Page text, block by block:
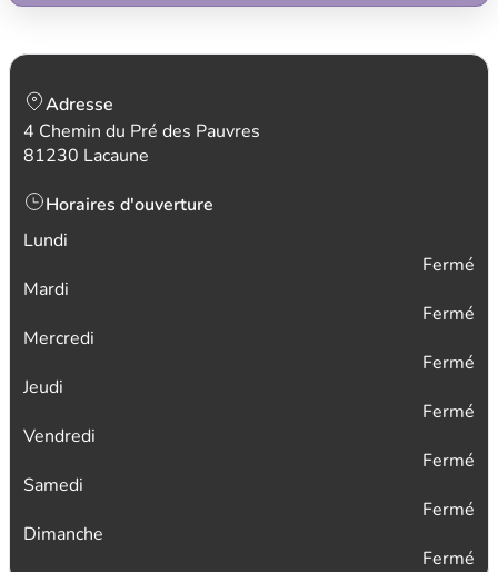
Adresse
4 Chemin du Pré des Pauvres
81230 Lacaune
Horaires d'ouverture
Lundi
Fermé
Mardi
Fermé
Mercredi
Fermé
Jeudi
Fermé
Vendredi
Fermé
Samedi
Fermé
Dimanche
Fermé